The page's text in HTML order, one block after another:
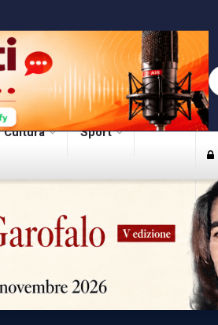
Cultura Sport